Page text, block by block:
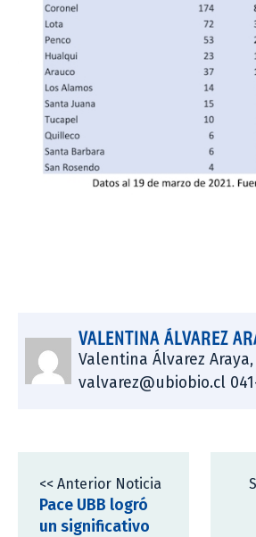
VALENTINA ÁLVAREZ
Valentina Álvarez
valvarez@ubiobio.cl
<< Anterior Noticia
Pace UBB logró
un significativo